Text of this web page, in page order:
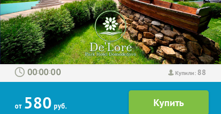
Купили: 88
: :
от 580 руб.